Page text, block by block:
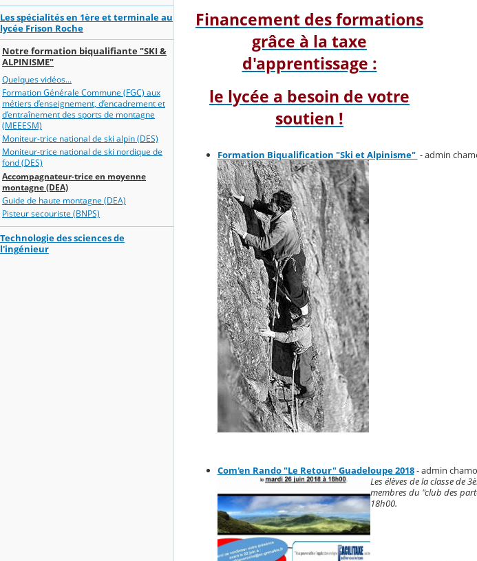
Les spécialités en 1ère et terminale au
lycée Frison Roche
Notre formation biqualifiante "SKI &
ALPINISME"
Quelques vidéos...
Formation Générale Commune (FGC) aux
métiers d’enseignement, d’encadrement et
d’entraînement des sports de montagne
(MEEESM)
Moniteur-trice national de ski alpin (DES)
Moniteur-trice national de ski nordique de
fond (DES)
Accompagnateur-trice en moyenne
montagne (DEA)
Guide de haute montagne (DEA)
Pisteur secouriste (BNPS)
Technologie des sciences de
l'ingénieur
Financement des formations
grâce à la taxe
d'apprentissage :
le lycée a besoin de votre
soutien !
Formation Biqualification "Ski et Alpinisme" - admin
Com'en Rando "Le Retour" Guadeloupe 2018- admin
Les élèves de la classe de
membres du "club des
18h00.